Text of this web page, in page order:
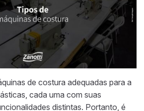
de costura adequadas para a
cada uma com suas
distintas. Portanto, é